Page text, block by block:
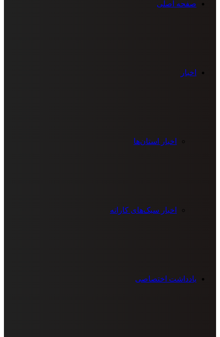
صفحه اصلی
اخبار
اخبار استان‌ها
اخبار سبک‌های کاراته
یادداشت اختصاصی